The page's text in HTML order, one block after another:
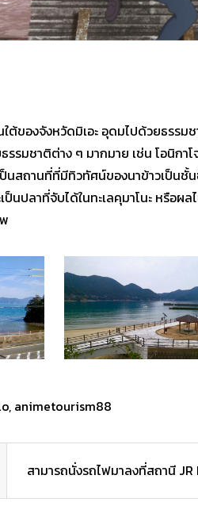
ต้ของจังหวัดมิเอะ อุดมไปด้วยธรรม
รมชาติต่าง ๆ มากมาย เช่น โอนิกาโ
เป็นสถานที่ที่มีทิวทัศน์ของนาข้าวเป็น
นปลาที่จับได้ในทะเลคุมาโนะ หรือผ
, animetourism88
สามารถนั่งรถไฟมาลงที่สถานี JR